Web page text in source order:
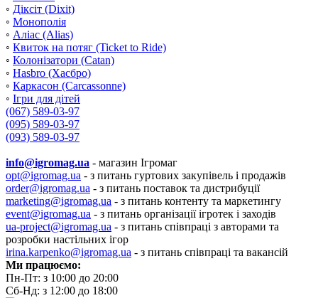
◦ Діксіт (Dixit)
◦ Монополія
◦ Аліас (Alias)
◦ Квиток на потяг (Ticket to Ride)
◦ Колонізатори (Catan)
◦ Hasbro (Хасбро)
◦ Каркасон (Carcassonne)
◦ Ігри для дітей
(067) 589-03-97
(095) 589-03-97
(093) 589-03-97
info@igromag.ua - магазин Ігромаг
opt@igromag.ua - з питань гуртових закупівель і продажів
order@igromag.ua - з питань поставок та дистрибуції
marketing@igromag.ua - з питань контенту та маркетингу
event@igromag.ua - з питань організації ігротек і заходів
ua-project@igromag.ua - з питань співпраці з авторами та
розробки настільних ігор
irina.karpenko@igromag.ua - з питань співпраці та вакансій
Ми працюємо:
Пн-Пт: з 10:00 до 20:00
Сб-Нд: з 12:00 до 18:00